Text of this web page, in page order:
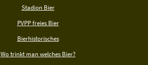
Stadion Bier
PVPP freies Bier
Bierhistorisches
Wo trinkt man welches Bier?